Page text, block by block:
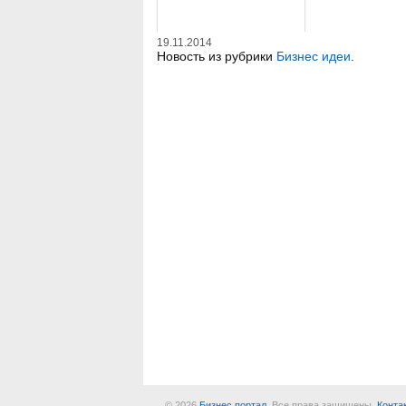
19.11.2014
Новость из рубрики Бизнес идеи